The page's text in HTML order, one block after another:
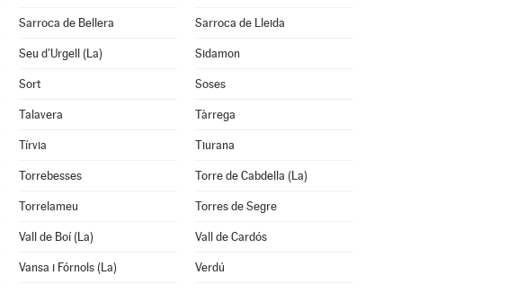
Sarroca de Bellera Sarroca de Lleida
Seu d'Urgell (La) Sidamon
Sort Soses
Talavera Tàrrega
Tírvia Tiurana
Torrebesses Torre de Cabdella (La)
Torrelameu Torres de Segre
Vall de Boí (La) Vall de Cardós
Vansa i Fórnols (La) Verdú